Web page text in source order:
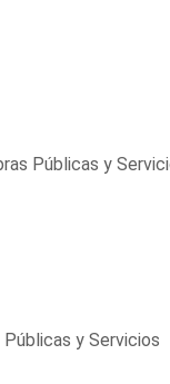
Públicas y
y Servicios